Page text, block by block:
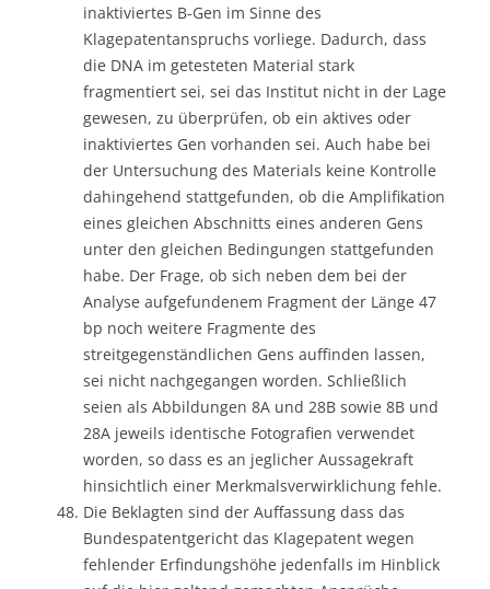
inaktiviertes B-Gen im Sinne des
Klagepatentanspruchs vorliege. Dadurch, dass
die DNA im getesteten Material stark
fragmentiert sei, sei das Institut nicht in der Lage
gewesen, zu überprüfen, ob ein aktives oder
inaktiviertes Gen vorhanden sei. Auch habe bei
der Untersuchung des Materials keine Kontrolle
dahingehend stattgefunden, ob die Amplifikation
eines gleichen Abschnitts eines anderen Gens
unter den gleichen Bedingungen stattgefunden
habe. Der Frage, ob sich neben dem bei der
Analyse aufgefundenem Fragment der Länge 47
bp noch weitere Fragmente des
streitgegenständlichen Gens auffinden lassen,
sei nicht nachgegangen worden. Schließlich
seien als Abbildungen 8A und 28B sowie 8B und
28A jeweils identische Fotografien verwendet
worden, so dass es an jeglicher Aussagekraft
hinsichtlich einer Merkmalsverwirklichung fehle.
Die Beklagten sind der Auffassung dass das
Bundespatentgericht das Klagepatent wegen
fehlender Erfindungshöhe jedenfalls im Hinblick